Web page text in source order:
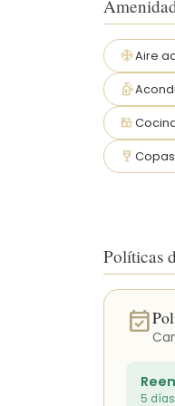
Punta Uva
cafeterías,
pocos
boutiques,
ac_unitAire
sanitizer
countertops
wine_bar
Políticas
event_available
5